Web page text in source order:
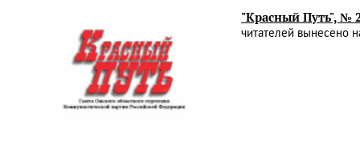
"Красный Путь", №
читателей вынесено